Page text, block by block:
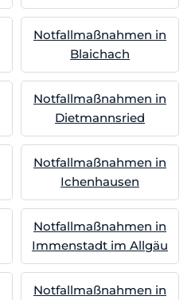
Notfallmaßnahmen in
Blaichach
Notfallmaßnahmen in
Dietmannsried
Notfallmaßnahmen in
Ichenhausen
Notfallmaßnahmen in
Immenstadt im Allgäu
Notfallmaßnahmen in